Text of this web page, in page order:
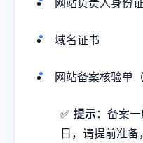
网站负责人身份证
域名证书
网站备案核验单
✅ 提示：备案
日，请提前准备